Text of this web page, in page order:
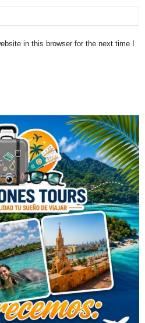
in this browser for the next time I